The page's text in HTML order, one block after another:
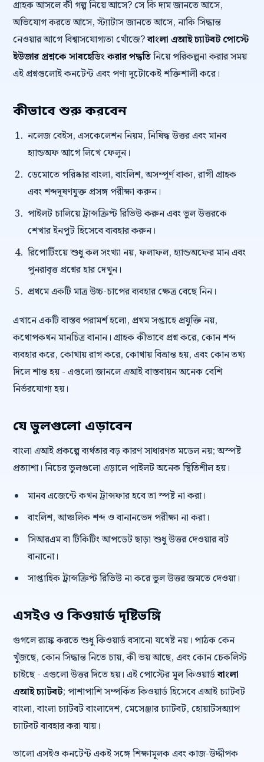
গ্রাহক আসলে কী গল্প নিয়ে আসে? সে কি দাম জানতে আসে,
অভিযোগ করতে আসে, স্ট্যাটাস জানতে আসে, নাকি সিদ্ধান্ত
নেওয়ার আগে বিশ্বাসযোগ্যতা খোঁজে?বাংলা এআই চ্যাটবট পোস্টে
ইউজার প্রশ্নকে সাবহেডিং করার পদ্ধতিনিয়ে পরিকল্পনা করার সময়
এই প্রশ্নগুলোই কনটেন্ট এবং পণ্য দুটোকেই শক্তিশালী করে।
কীভাবে শুরু করবেন
নলেজ বেইস, এসকেলেশন নিয়ম, নিষিদ্ধ উত্তর এবং মানব
হ্যান্ডঅফ আগে লিখে ফেলুন।
ডেমোতে পরিষ্কার বাংলা, বাংলিশ, অসম্পূর্ণ বাক্য, রাগী গ্রাহক
এবং শব্দদূষণযুক্ত প্রসঙ্গ পরীক্ষা করুন।
পাইলট চালিয়ে ট্রান্সক্রিপ্ট রিভিউ করুন এবং ভুল উত্তরকে
শেখার ইনপুট হিসেবে ব্যবহার করুন।
রিপোর্টিংয়ে শুধু কল সংখ্যা নয়, ফলাফল, হ্যান্ডঅফের মান এবং
পুনরাবৃত্ত প্রশ্নের হার দেখুন।
প্রথমে একটি মাত্র উচ্চ-চাপের ব্যবহার ক্ষেত্র বেছে নিন।
এখানে একটি বাস্তব পরামর্শ হলো, প্রথম সপ্তাহে প্রযুক্তি নয়,
কথোপকথন মানচিত্র বানান। গ্রাহক কীভাবে প্রশ্ন করে, কোন শব্দ
ব্যবহার করে, কোথায় রাগ করে, কোথায় বিভ্রান্ত হয়, এবং কোন তথ্য
দিলে শান্ত হয় - এগুলো জানলে এআই বাস্তবায়ন অনেক বেশি
নির্ভরযোগ্য হয়।
যে ভুলগুলো এড়াবেন
বাংলা এআই প্রকল্পে ব্যর্থতার বড় কারণ সাধারণত মডেল নয়; অস্পষ্ট
প্রত্যাশা। নিচের ভুলগুলো এড়ালে পাইলট অনেক স্থিতিশীল হয়।
মানব এজেন্টে কখন ট্রান্সফার হবে তা স্পষ্ট না করা।
বাংলিশ, আঞ্চলিক শব্দ ও বানানভেদ পরীক্ষা না করা।
সিআরএম বা টিকিটিং আপডেট ছাড়া শুধু উত্তর দেওয়ার বট
বানানো।
সাপ্তাহিক ট্রান্সক্রিপ্ট রিভিউ না করে ভুল উত্তর জমতে দেওয়া।
এসইও ও কিওয়ার্ড দৃষ্টিভঙ্গি
গুগলে র‍্যাঙ্ক করতে শুধু কিওয়ার্ড বসানো যথেষ্ট নয়। পাঠক কেন
খুঁজছে, কোন সিদ্ধান্ত নিতে চায়, কী ভয় আছে, এবং কোন চেকলিস্ট
চাইছে - এগুলো উত্তর দিতে হয়। এই পোস্টের মূল কিওয়ার্ডবাংলা
এআই চ্যাটবট; পাশাপাশি সম্পর্কিত কিওয়ার্ড হিসেবে এআই চ্যাটবট
বাংলা, বাংলা চ্যাটবট বাংলাদেশ, মেসেঞ্জার চ্যাটবট, হোয়াটসঅ্যাপ
চ্যাটবট ব্যবহার করা যায়।
ভালো এসইও কনটেন্ট একই সঙ্গে শিক্ষামূলক এবং কাজ-উদ্দীপক